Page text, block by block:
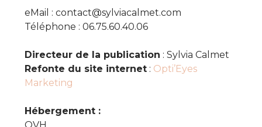
eMail : contact@sylviacalmet.com
Téléphone : 06.75.60.40.06
Directeur de la publication : Sylvia Calmet
Refonte du site internet : Opti’Eyes
Marketing
Hébergement :